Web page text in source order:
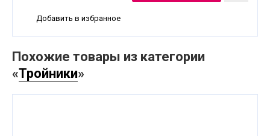
Добавить в избранное
Похожие товары из категории
«Тройники»